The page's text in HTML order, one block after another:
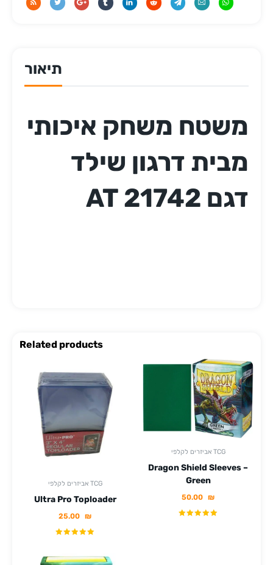
תיאור
משטח משחק איכותי
מבית דרגון שילד
דגם AT 21742
Related products
אביזרים לקלפי TCG
Ultra Pro Toploader
25.00 ₪
אביזרים לקלפי TCG
Dragon Shield Sleeves –
Green
50.00 ₪